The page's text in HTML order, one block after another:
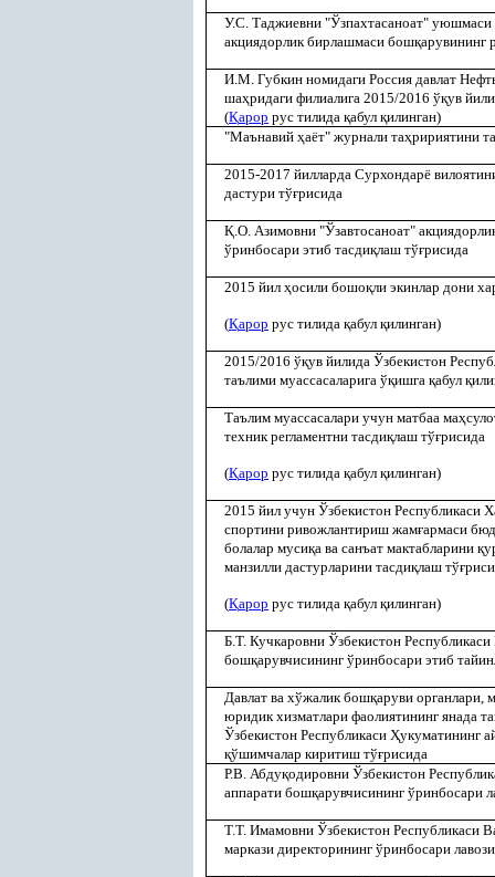
У.С. Таджиевни "Ўзпахтасаноат" уюшмаси
акциядорлик бирлашмаси бошқарувининг
И.М. Губкин номидаги Россия давлат
шаҳридаги филиалига 2015/2016 ўқув
(Қарор рус тилида қабул қилинган)
"Маънавий ҳаёт" журнали таҳририятини
2015-2017 йилларда Сурхондарё
дастури тўғрисида
Қ.О. Азимовни "Ўзавтосаноат"
ўринбосари этиб тасдиқлаш тўғрисида
2015 йил ҳосили бошоқли экинлар дони
(Қарор рус тилида қабул қилинган)
2015/2016 ўқув йилида Ўзбекистон
таълими муассасаларига ўқишга қабул қ
Таълим муассасалари учун матбаа маҳ
техник регламентни тасдиқлаш тўғрисида
(Қарор рус тилида қабул қилинган)
2015 йил учун Ўзбекистон Республикаси
спортини ривожлантириш жамғармаси
болалар мусиқа ва санъат мактабларини қ
манзилли дастурларини тасдиқлаш тўғ
(Қарор рус тилида қабул қилинган)
Б.Т. Кучкаровни Ўзбекистон
бошқарувчисининг ўринбосари этиб
Давлат ва хўжалик бошқаруви органлари,
юридик хизматлари фаолиятининг янада
Ўзбекистон Республикаси Ҳукуматининг
қўшимчалар киритиш тўғрисида
Р.В. Абдуқодировни Ўзбекистон
аппарати бошқарувчисининг ўринбосари
Т.Т. Имамовни Ўзбекистон Республикаси
маркази директорининг ўринбосари